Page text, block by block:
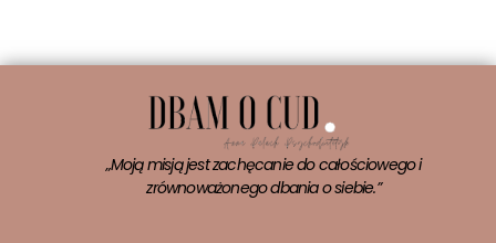
„Moją misją jest zachęcanie do całościowego i
zrównoważonego dbania o siebie.”